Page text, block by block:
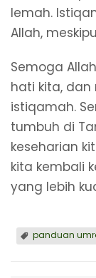
lemah.
Allah,
Semoga
hati kita,
istiqamah.
tumbuh di
keseharian
kita kembali
yang lebih
panduan